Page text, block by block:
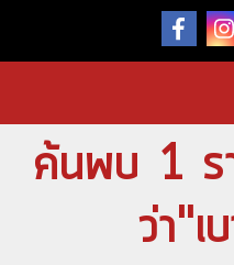
ค้นพบ 1 ร
ว่า"เ